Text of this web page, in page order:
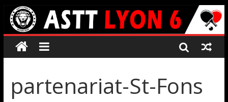
partenariat-St-Fons